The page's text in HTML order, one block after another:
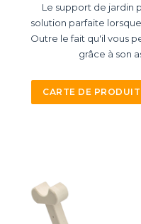
Le support de jardin
solution parfaite
Outre le fait qu'il vous
grâce à son
CARTE DE PRODUIT